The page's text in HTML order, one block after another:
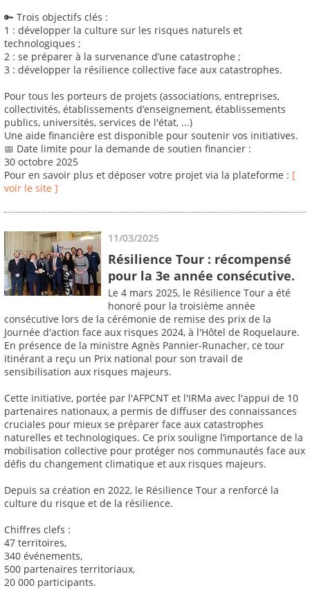
🔑 Trois objectifs clés :
1 : développer la culture sur les risques naturels et
technologiques ;
2 : se préparer à la survenance d’une catastrophe ;
3 : développer la résilience collective face aux catastrophes.
Pour tous les porteurs de projets (associations, entreprises,
collectivités, établissements d’enseignement, établissements
publics, universités, services de l'état, ...)
Une aide financière est disponible pour soutenir vos initiatives.
📅 Date limite pour la demande de soutien financier :
30 octobre 2025
Pour en savoir plus et déposer votre projet via la plateforme : [
voir le site ]
11/03/2025
Résilience Tour : récompensé
pour la 3e année consécutive.
Le 4 mars 2025, le Résilience Tour a été
honoré pour la troisième année
consécutive lors de la cérémonie de remise des prix de la
Journée d'action face aux risques 2024, à l'Hôtel de Roquelaure.
En présence de la ministre Agnès Pannier-Runacher, ce tour
itinérant a reçu un Prix national pour son travail de
sensibilisation aux risques majeurs.
Cette initiative, portée par l'AFPCNT et l'IRMa avec l'appui de 10
partenaires nationaux, a permis de diffuser des connaissances
cruciales pour mieux se préparer face aux catastrophes
naturelles et technologiques. Ce prix souligne l’importance de la
mobilisation collective pour protéger nos communautés face aux
défis du changement climatique et aux risques majeurs.
Depuis sa création en 2022, le Résilience Tour a renforcé la
culture du risque et de la résilience.
Chiffres clefs :
47 territoires,
340 événements,
500 partenaires territoriaux,
20 000 participants.